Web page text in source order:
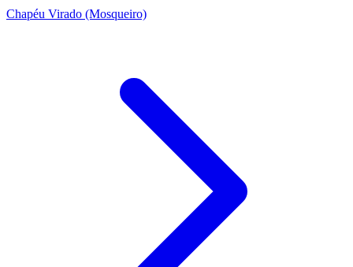
Chapéu Virado (Mosqueiro)